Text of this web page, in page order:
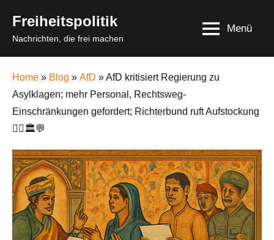
content
Freiheitspolitik
Nachrichten, die frei machen
Menü
Home » Blog » AfD » AfD kritisiert Regierung zu
Asylklagen; mehr Personal, Rechtsweg-
Einschränkungen gefordert; Richterbund ruft Aufstockung
🧑‍⚖️🏛️💬